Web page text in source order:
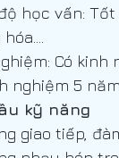
học vấn:
Có
nghiệm 5
kỹ năng
giao tiếp,